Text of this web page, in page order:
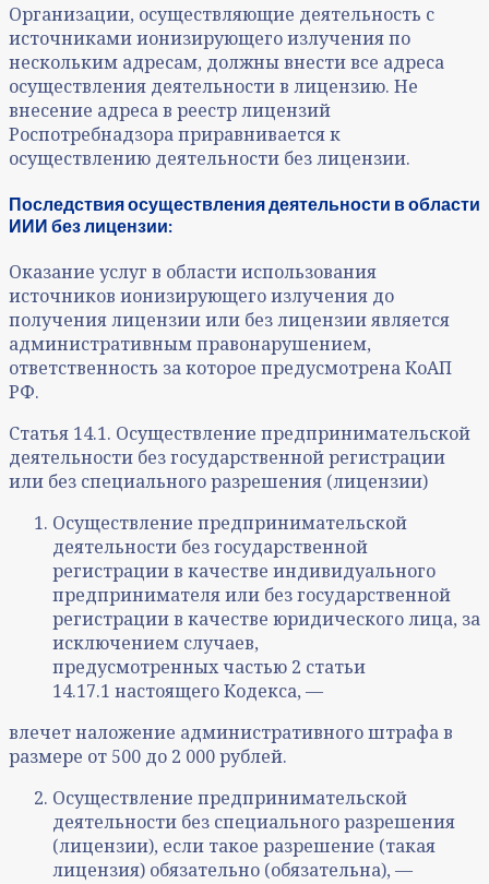
Организации, осуществляющие деятельность с
источниками ионизирующего излучения по
нескольким адресам, должны внести все адреса
осуществления деятельности в лицензию. Не
внесение адреса в реестр лицензий
Роспотребнадзора приравнивается к
осуществлению деятельности без лицензии.
Последствия осуществления деятельности в области
ИИИ без лицензии:
Оказание услуг в области использования
источников ионизирующего излучения до
получения лицензии или без лицензии является
административным правонарушением,
ответственность за которое предусмотрена КоАП
РФ.
Статья 14.1. Осуществление предпринимательской
деятельности без государственной регистрации
или без специального разрешения (лицензии)
Осуществление предпринимательской
деятельности без государственной
регистрации в качестве индивидуального
предпринимателя или без государственной
регистрации в качестве юридического лица, за
исключением случаев,
предусмотренных частью 2 статьи
14.17.1 настоящего Кодекса, —
влечет наложение административного штрафа в
размере от 500 до 2 000 рублей.
Осуществление предпринимательской
деятельности без специального разрешения
(лицензии), если такое разрешение (такая
лицензия) обязательно (обязательна), —